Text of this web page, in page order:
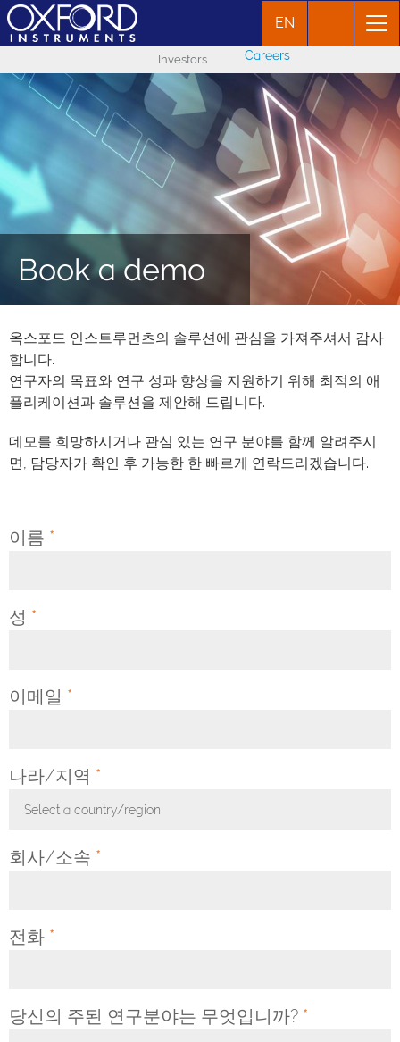
EN
Investors Careers
Book a demo
옥스포드 인스트루먼츠의 솔루션에 관심을 가져주셔서 감사
합니다.
연구자의 목표와 연구 성과 향상을 지원하기 위해 최적의 애
플리케이션과 솔루션을 제안해 드립니다.
데모를 희망하시거나 관심 있는 연구 분야를 함께 알려주시
면, 담당자가 확인 후 가능한 한 빠르게 연락드리겠습니다.
이름 *
성 *
이메일 *
나라/지역 *
Select a country/region
회사/소속 *
전화 *
당신의 주된 연구분야는 무엇입니까? *